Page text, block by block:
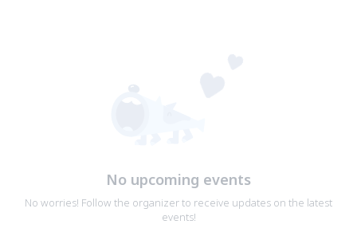
No upcoming events
No worries! Follow the organizer to receive updates on the latest
events!